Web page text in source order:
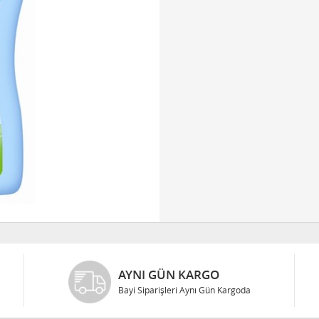
AYNI GÜN KARGO
Bayi Siparişleri Aynı Gün Kargoda